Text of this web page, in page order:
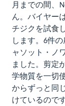
月までの間、
ん。バイヤー
チジクを試食
します。6件
ャソット・ノ
ました。剪定
学物質を一切
からずっと同
けているので